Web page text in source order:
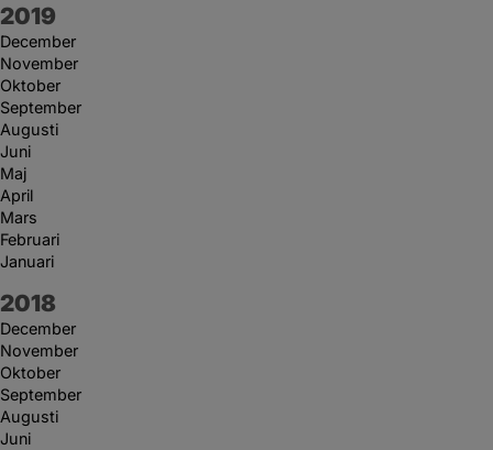
År:
2019
December
November
Oktober
September
Augusti
Juni
Maj
April
Mars
Februari
Januari
År:
2018
December
November
Oktober
September
Augusti
Juni